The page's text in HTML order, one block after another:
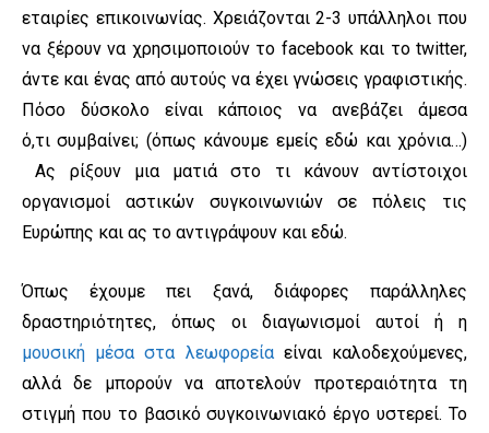
εταιρίες επικοινωνίας. Χρειάζονται 2-3 υπάλληλοι που
να ξέρουν να χρησιμοποιούν το facebook και το twitter,
άντε και ένας από αυτούς να έχει γνώσεις γραφιστικής.
Πόσο δύσκολο είναι κάποιος να ανεβάζει άμεσα
ό,τι συμβαίνει; (όπως κάνουμε εμείς εδώ και χρόνια…)
Ας ρίξουν μια ματιά στο τι κάνουν αντίστοιχοι
οργανισμοί αστικών συγκοινωνιών σε πόλεις τις
Ευρώπης και ας το αντιγράψουν και εδώ.
Όπως έχουμε πει ξανά, διάφορες παράλληλες
δραστηριότητες, όπως οι διαγωνισμοί αυτοί ή η
μουσική μέσα στα λεωφορείαείναι καλοδεχούμενες,
αλλά δε μπορούν να αποτελούν προτεραιότητα τη
στιγμή που το βασικό συγκοινωνιακό έργο υστερεί. Το